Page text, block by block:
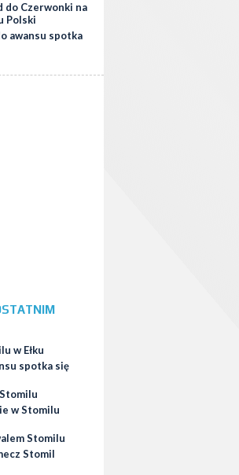
do Czerwonki na
Polski
awansu spotka
w Ełku
spotka się
w Stomilu
Stomilu
Stomil